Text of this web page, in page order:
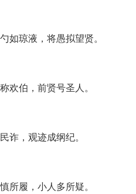
如琼液，将愚拟望贤。
欢伯，前贤号圣人。
诈，观迹成纲纪。
所履，小人多所疑。